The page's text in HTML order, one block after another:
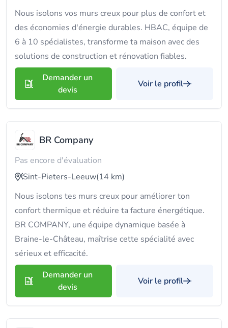
Nous isolons vos murs creux pour plus de confort et
des économies d'énergie durables. HBAC, équipe de
6 à 10 spécialistes, transforme ta maison avec des
solutions de construction et rénovation fiables.
Demander un
devis
Voir le profil
BR Company
Pas encore d'évaluation
Sint-Pieters-Leeuw(14 km)
Nous isolons tes murs creux pour améliorer ton
confort thermique et réduire ta facture énergétique.
BR COMPANY, une équipe dynamique basée à
Braine-le-Château, maîtrise cette spécialité avec
sérieux et efficacité.
Demander un
devis
Voir le profil